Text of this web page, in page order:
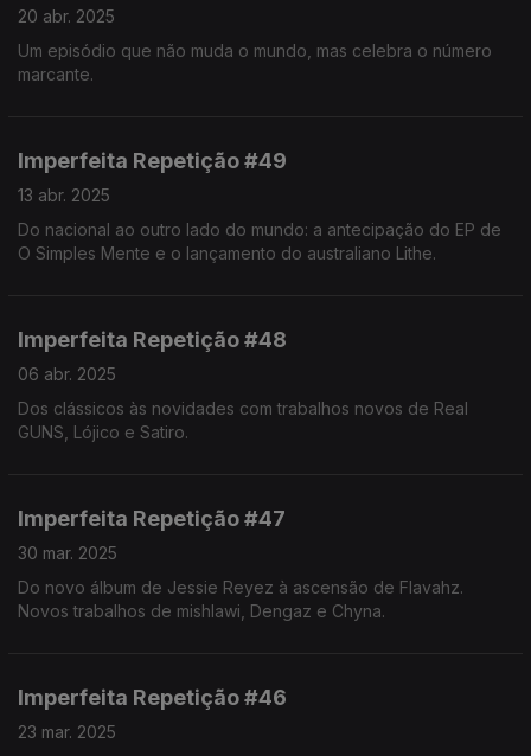
20 abr. 2025
Um episódio que não muda o mundo, mas celebra o número
marcante.
Imperfeita Repetição #49
13 abr. 2025
Do nacional ao outro lado do mundo: a antecipação do EP de
O Simples Mente e o lançamento do australiano Lithe.
Imperfeita Repetição #48
06 abr. 2025
Dos clássicos às novidades com trabalhos novos de Real
GUNS, Lójico e Satiro.
Imperfeita Repetição #47
30 mar. 2025
Do novo álbum de Jessie Reyez à ascensão de Flavahz.
Novos trabalhos de mishlawi, Dengaz e Chyna.
Imperfeita Repetição #46
23 mar. 2025